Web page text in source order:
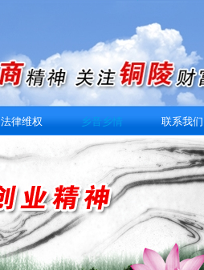
法律维权 乡音乡情 联系我们